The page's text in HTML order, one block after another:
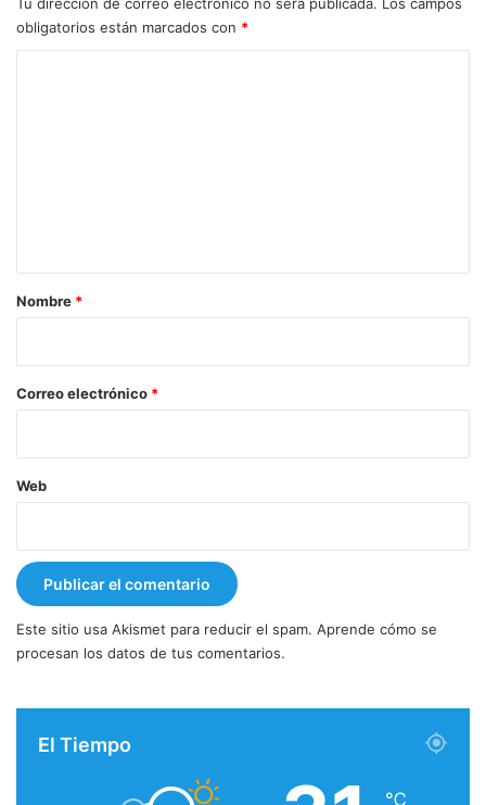
Tu dirección de correo electrónico no será publicada. Los campos
obligatorios están marcados con *
r
*
Nombre *
Correo electrónico *
Web
Este sitio usa Akismet para reducir el spam. Aprende cómo se
procesan los datos de tus comentarios.
El Tiempo
℃